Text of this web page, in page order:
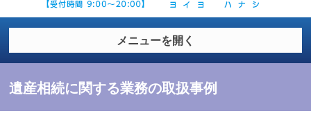
メニューを開く
遺産相続に関する業務の取扱事例